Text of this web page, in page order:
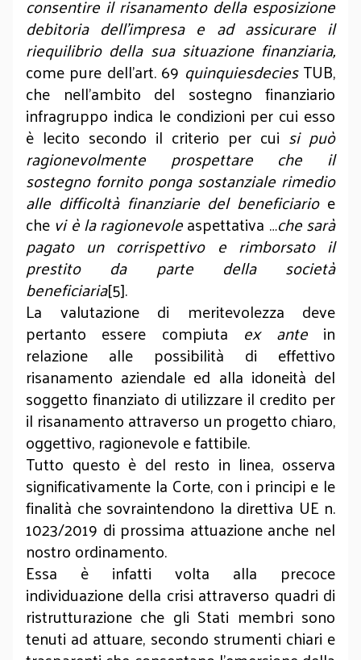
consentire il risanamento della esposizione
debitoria dell’impresa e ad assicurare il
riequilibrio della sua situazione finanziaria,
come pure dell’art. 69 quinquiesdeciesTUB,
che nell’ambito del sostegno finanziario
infragruppo indica le condizioni per cui esso
è lecito secondo il criterio per cui si può
ragionevolmente prospettare che il
sostegno fornito ponga sostanziale rimedio
alle difficoltà finanziarie del beneficiario e
chevi è la ragionevoleaspettativa …che sarà
pagato un corrispettivo e rimborsato il
prestito da parte della società
beneficiaria[5].
La valutazione di meritevolezza deve
pertanto essere compiuta ex antein
relazione alle possibilità di effettivo
risanamento aziendale ed alla idoneità del
soggetto finanziato di utilizzare il credito per
il risanamento attraverso un progetto chiaro,
oggettivo, ragionevole e fattibile.
Tutto questo è del resto in linea, osserva
significativamente la Corte, con i principi e le
finalità che sovraintendono la direttiva UE n.
1023/2019 di prossima attuazione anche nel
nostro ordinamento.
Essa è infatti volta alla precoce
individuazione della crisi attraverso quadri di
ristrutturazione che gli Stati membri sono
tenuti ad attuare, secondo strumenti chiari e